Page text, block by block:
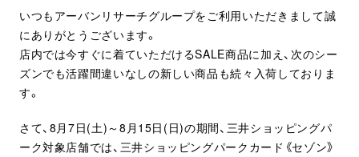
いつもアーバンリサーチグループをご利用いただきまして誠
にありがとうございます。
店内では今すぐに着ていただけるSALE商品に加え、次のシー
ズンでも活躍間違いなしの新しい商品も続々入荷しておりま
す。
さて、8月7日(土)～8月15日(日)の期間、三井ショッピングパ
ーク対象店舗では、三井ショッピングパークカード《セゾン》